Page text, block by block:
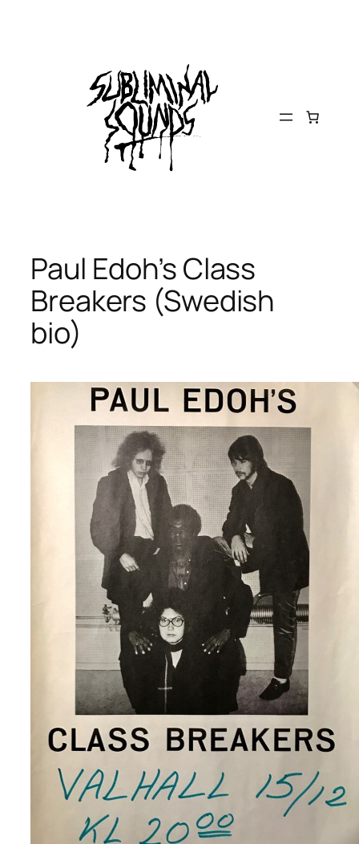
Paul Edoh’s Class
Breakers (Swedish
bio)